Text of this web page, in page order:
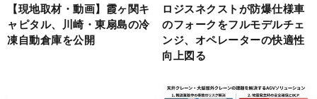
【現地取材・動画】霞ヶ関キ
ャピタル、川崎・東扇島の冷
凍自動倉庫を公開
ロジスネクストが防爆仕様車
のフォークをフルモデルチェ
ンジ、オペレーターの快適性
向上図る